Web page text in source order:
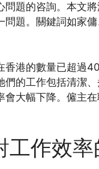
題的咨詢。本文
題。關鍵詞如家
香港的數量已超過
的工作包括清潔
大幅下降。僱主
工作效